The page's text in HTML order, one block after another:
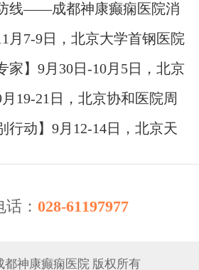
线——成都神康癫痫医院消
月7-9日，北京大学首钢医院
临成都会诊，破解癫痫疑难
家】9月30日-10月5日，北京
专家蓉城亲诊+癫痫大额救
月19-21日，北京协和医院周
诊，共筑全年龄段抗癫防
行动】9月12-14日，北京天
话： 028-61197977
都神康癫痫医院 版权所有